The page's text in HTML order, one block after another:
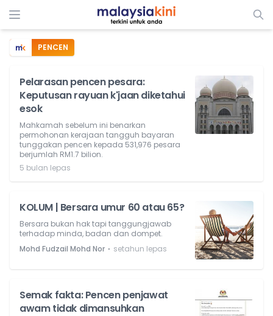
PENCEN
Pelarasan pencen pesara:
Keputusan rayuan k'jaan diketahui
esok
Mahkamah sebelum ini benarkan
permohonan kerajaan tangguh bayaran
tunggakan pencen kepada 531,976 pesara
berjumlah RM1.7 bilion.
5 bulan lepas
KOLUM | Bersara umur 60 atau 65?
Bersara bukan hak tapi tanggungjawab
terhadap minda, badan dan dompet.
Mohd Fudzail Mohd Nor ⋅ setahun lepas
Semak fakta: Pencen penjawat
awam tidak dimansuhkan